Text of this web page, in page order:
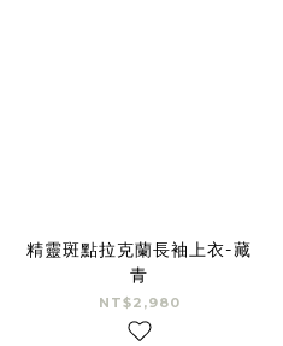
精靈斑點拉克蘭長袖上衣-藏
青
NT$2,980